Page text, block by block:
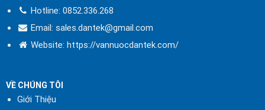
Hotline:0852.336.268
Email: sales.dantek@gmail.com
Website:https://vannuocdantek.com/
VỀ CHÚNG TÔI
Giới Thiệu